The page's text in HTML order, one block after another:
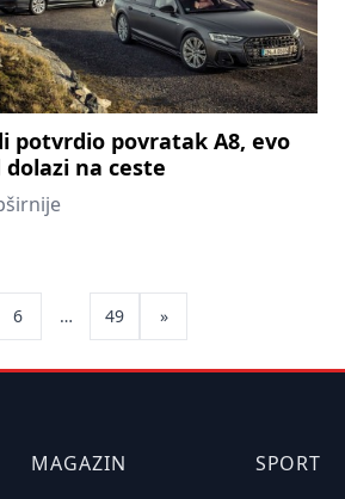
potvrdio povratak A8, evo
dolazi na ceste
6 … 49 »
MAGAZIN
SPORT